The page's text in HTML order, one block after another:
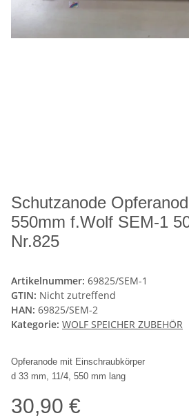
Schutzanode
550mm f.Wolf SEM-1
Nr.825
Artikelnummer: 69825/SEM-1
GTIN: Nicht zutreffend
HAN: 69825/SEM-2
Kategorie: WOLF SPEICHER ZUBEHÖR
Opferanode mit Einschraubkörper
d 33 mm, 11/4, 550 mm lang
30,90 €